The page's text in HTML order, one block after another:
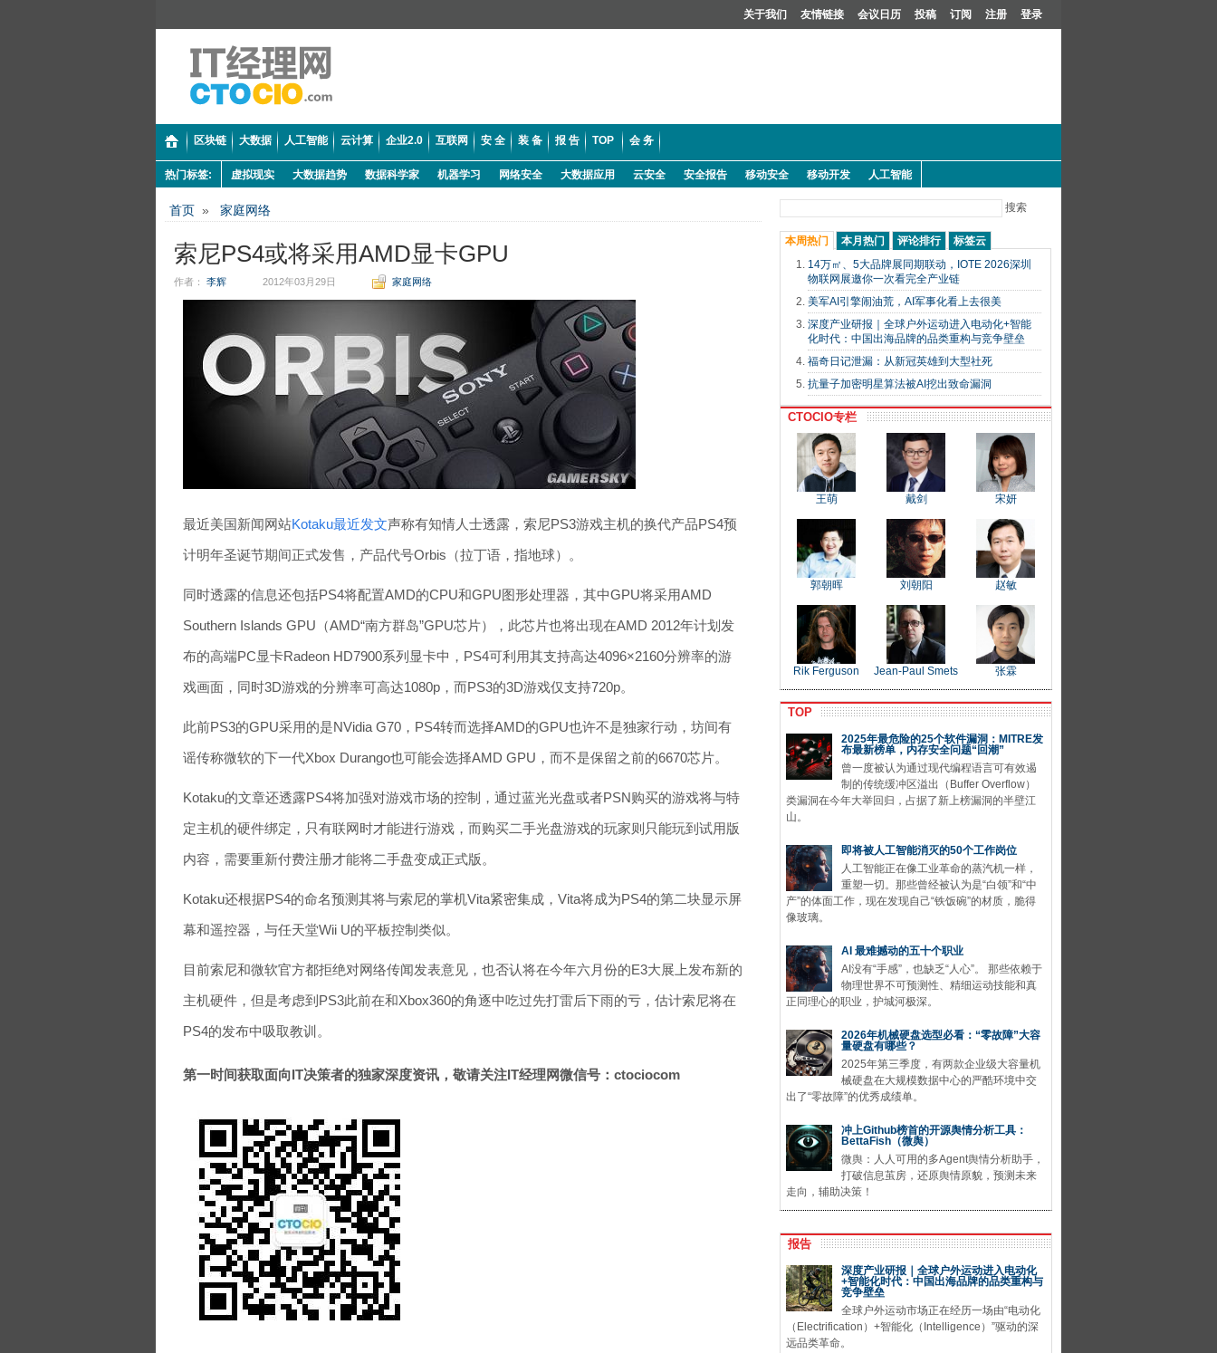
关于我们 友情链接 会议日历 投稿 订阅 注册 登录
区块链 大数据 人工智能 云计算 企业2.0 互联网 安 全 装 备 报 告 TOP 会 务
热门标签: 虚拟现实 大数据趋势 数据科学家 机器学习 网络安全 大数据应用 云安全 安全报告 移动安全 移动开发 人工智能
首页 » 家庭网络
索尼PS4或将采用AMD显卡GPU
作者： 李辉 2012年03月29日 家庭网络
最近美国新闻网站Kotaku最近发文声称有知情人士透露，索尼PS3游戏主机的换代产品PS4预
计明年圣诞节期间正式发售，产品代号Orbis（拉丁语，指地球）。
同时透露的信息还包括PS4将配置AMD的CPU和GPU图形处理器，其中GPU将采用AMD
Southern Islands GPU（AMD“南方群岛”GPU芯片），此芯片也将出现在AMD 2012年计划发
布的高端PC显卡Radeon HD7900系列显卡中，PS4可利用其支持高达4096×2160分辨率的游
戏画面，同时3D游戏的分辨率可高达1080p，而PS3的3D游戏仅支持720p。
此前PS3的GPU采用的是NVidia G70，PS4转而选择AMD的GPU也许不是独家行动，坊间有
谣传称微软的下一代Xbox Durango也可能会选择AMD GPU，而不是保留之前的6670芯片。
Kotaku的文章还透露PS4将加强对游戏市场的控制，通过蓝光光盘或者PSN购买的游戏将与特
定主机的硬件绑定，只有联网时才能进行游戏，而购买二手光盘游戏的玩家则只能玩到试用版
内容，需要重新付费注册才能将二手盘变成正式版。
Kotaku还根据PS4的命名预测其将与索尼的掌机Vita紧密集成，Vita将成为PS4的第二块显示屏
幕和遥控器，与任天堂Wii U的平板控制类似。
目前索尼和微软官方都拒绝对网络传闻发表意见，也否认将在今年六月份的E3大展上发布新的
主机硬件，但是考虑到PS3此前在和Xbox360的角逐中吃过先打雷后下雨的亏，估计索尼将在
PS4的发布中吸取教训。
第一时间获取面向IT决策者的独家深度资讯，敬请关注IT经理网微信号：ctociocom
搜索
本周热门 本月热门 评论排行
标签云
14万㎡、5大品牌展同期联动，IOTE 2026深圳
物联网展邀你一次看完全产业链
美军AI引擎闹油荒，AI军事化看上去很美
深度产业研报｜全球户外运动进入电动化+智能
化时代：中国出海品牌的品类重构与竞争壁垒
福奇日记泄漏：从新冠英雄到大型社死
抗量子加密明星算法被AI挖出致命漏洞
CTOCIO专栏
王萌 戴剑 宋妍
郭朝晖 刘朝阳 赵敏
Rik Ferguson Jean-Paul Smets 张霖
TOP
2025年最危险的25个软件漏洞：MITRE发
布最新榜单，内存安全问题“回潮”
曾一度被认为通过现代编程语言可有效遏
制的传统缓冲区溢出（Buffer Overflow）
类漏洞在今年大举回归，占据了新上榜漏洞的半壁江
山。
即将被人工智能消灭的50个工作岗位
人工智能正在像工业革命的蒸汽机一样，
重塑一切。那些曾经被认为是“白领”和“中
产”的体面工作，现在发现自己“铁饭碗”的材质，脆得
像玻璃。
AI 最难撼动的五十个职业
AI没有“手感”，也缺乏“人心”。 那些依赖于
物理世界不可预测性、精细运动技能和真
正同理心的职业，护城河极深。
2026年机械硬盘选型必看：“零故障”大容
量硬盘有哪些？
2025年第三季度，有两款企业级大容量机
械硬盘在大规模数据中心的严酷环境中交
出了“零故障”的优秀成绩单。
冲上Github榜首的开源舆情分析工具：
BettaFish（微舆）
微舆：人人可用的多Agent舆情分析助手，
打破信息茧房，还原舆情原貌，预测未来
走向，辅助决策！
报告
深度产业研报｜全球户外运动进入电动化
+智能化时代：中国出海品牌的品类重构与
竞争壁垒
全球户外运动市场正在经历一场由“电动化
（Electrification）+智能化（Intelligence）”驱动的深
远品类革命。